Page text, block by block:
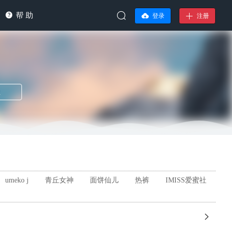
帮 助 登录 注册
umeko j 青丘女神 面饼仙儿 热裤
IMISS爱蜜社